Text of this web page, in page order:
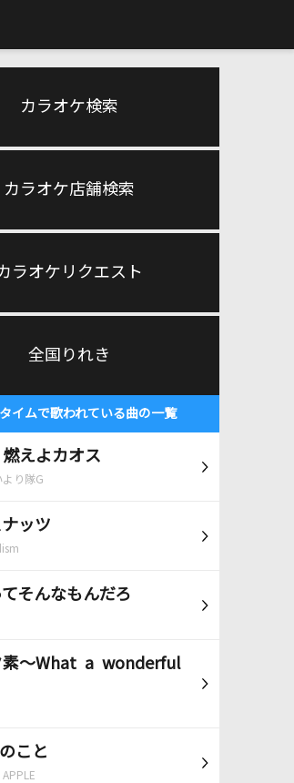
カラオケ検索
カラオケ店舗検索
ラオケリクエスト
全国りれき
イムで歌われている曲の一覧
えよカオス
り隊G
ッツ
そんなもんだろ
素～What a wonderful
こと